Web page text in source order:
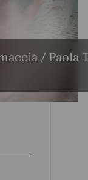
/ Paola